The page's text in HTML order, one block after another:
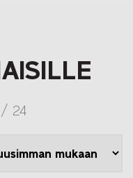
24Sorted
latest